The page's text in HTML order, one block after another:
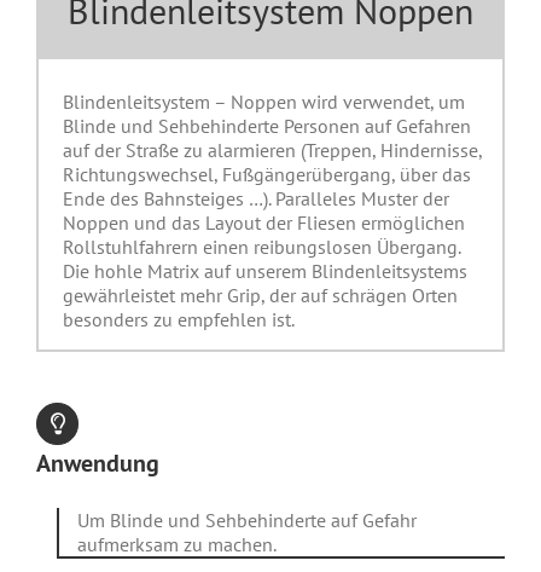
Blindenleitsystem Noppen
Blindenleitsystem – Noppen wird verwendet, um
Blinde und Sehbehinderte Personen auf Gefahren
auf der Straße zu alarmieren (Treppen, Hindernisse,
Richtungswechsel, Fußgängerübergang, über das
Ende des Bahnsteiges …). Paralleles Muster der
Noppen und das Layout der Fliesen ermöglichen
Rollstuhlfahrern einen reibungslosen Übergang.
Die hohle Matrix auf unserem Blindenleitsystems
gewährleistet mehr Grip, der auf schrägen Orten
besonders zu empfehlen ist.
Anwendung
Um Blinde und Sehbehinderte auf Gefahr
aufmerksam zu machen.